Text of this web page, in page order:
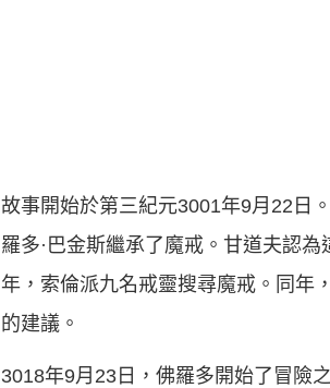
故事開始於第三紀元3001年9月22日
羅多·巴金斯繼承了魔戒。甘道夫認
年，索倫派九名戒靈搜尋魔戒。同年
的建議。
3018年9月23日，佛羅多開始了冒險